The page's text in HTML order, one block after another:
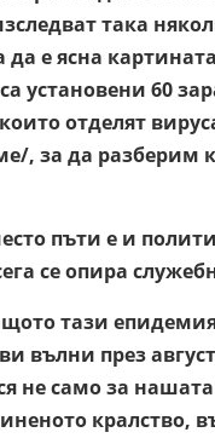
така
е ясна
установени 60
отделят
, за да разберим
пъти е и
се опира
тази
вълни през
не само за
кралство,